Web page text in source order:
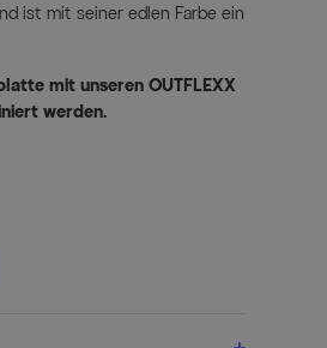
ist mit seiner edlen Farbe ein
mit unseren OUTFLEXX
werden.
lichtechten sowie
perfekt für den Einsatz auf
ausgezeichneten UV-Schutz